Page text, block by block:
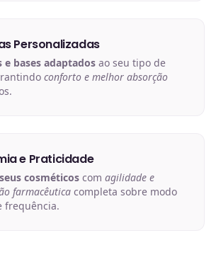
Personalizadas
e bases adaptados ao seu tipo de
conforto e melhor absorção
e Praticidade
seus cosméticos com agilidade e
farmacêutica completa sobre modo
frequência.